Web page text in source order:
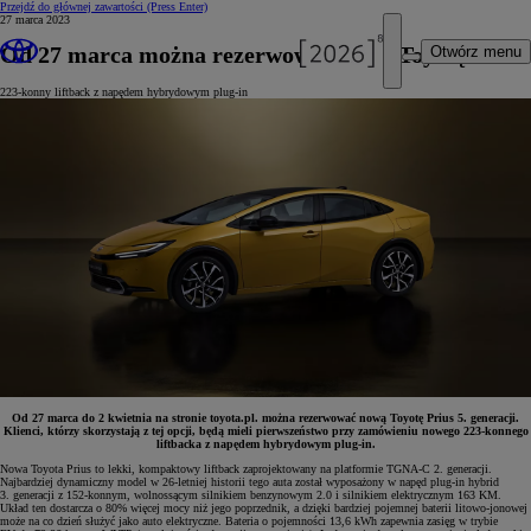
Przejdź do głównej zawartości (Press Enter)
Otwórz menu
27 marca 2023
Od 27 marca można rezerwować nową Toyotę Prius
223-konny liftback z napędem hybrydowym plug-in
Od 27 marca do 2 kwietnia na stronie toyota.pl. można rezerwować nową Toyotę Prius 5. generacji.
Klienci, którzy skorzystają z tej opcji, będą mieli pierwszeństwo przy zamówieniu nowego 223-konnego
liftbacka z napędem hybrydowym plug-in.
Nowa Toyota Prius to lekki, kompaktowy liftback zaprojektowany na platformie TGNA-C 2. generacji.
Najbardziej dynamiczny model w 26-letniej historii tego auta został wyposażony w napęd plug-in hybrid
3. generacji z 152-konnym, wolnossącym silnikiem benzynowym 2.0 i silnikiem elektrycznym 163 KM.
Układ ten dostarcza o 80% więcej mocy niż jego poprzednik, a dzięki bardziej pojemnej baterii litowo-jonowej
może na co dzień służyć jako auto elektryczne. Bateria o pojemności 13,6 kWh zapewnia zasięg w trybie